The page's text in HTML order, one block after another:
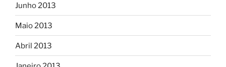
Junho 2013
Maio 2013
Abril 2013